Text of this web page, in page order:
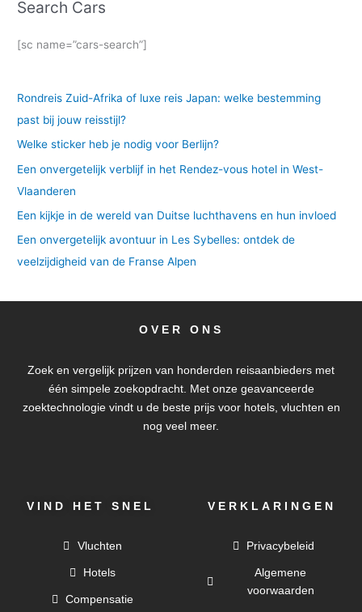
Search Cars
[sc name=”cars-search”]
Rondreis Zuid-Afrika of luxe reis Japan: welke bestemming
past bij jouw reisstijl?
Welke sticker heb je nodig voor Berlijn?
Een onvergetelijk verblijf in het Rendez-vous hotel in West-
Vlaanderen
Een kijkje in de wereld van Duitse luchthavens en hun invloed
Een onvergetelijk avontuur in Les Sybelles: ontdek de
veelzijdigheid van de Franse Alpen
OVER ONS
Zoek en vergelijk prijzen van honderden reisaanbieders met
één simpele zoekopdracht. Met onze geavanceerde
zoektechnologie vindt u de beste prijs voor hotels, vluchten en
nog veel meer.
VIND HET SNEL
Vluchten
Hotels
Compensatie
VERKLARINGEN
Privacybeleid
Algemene
voorwaarden